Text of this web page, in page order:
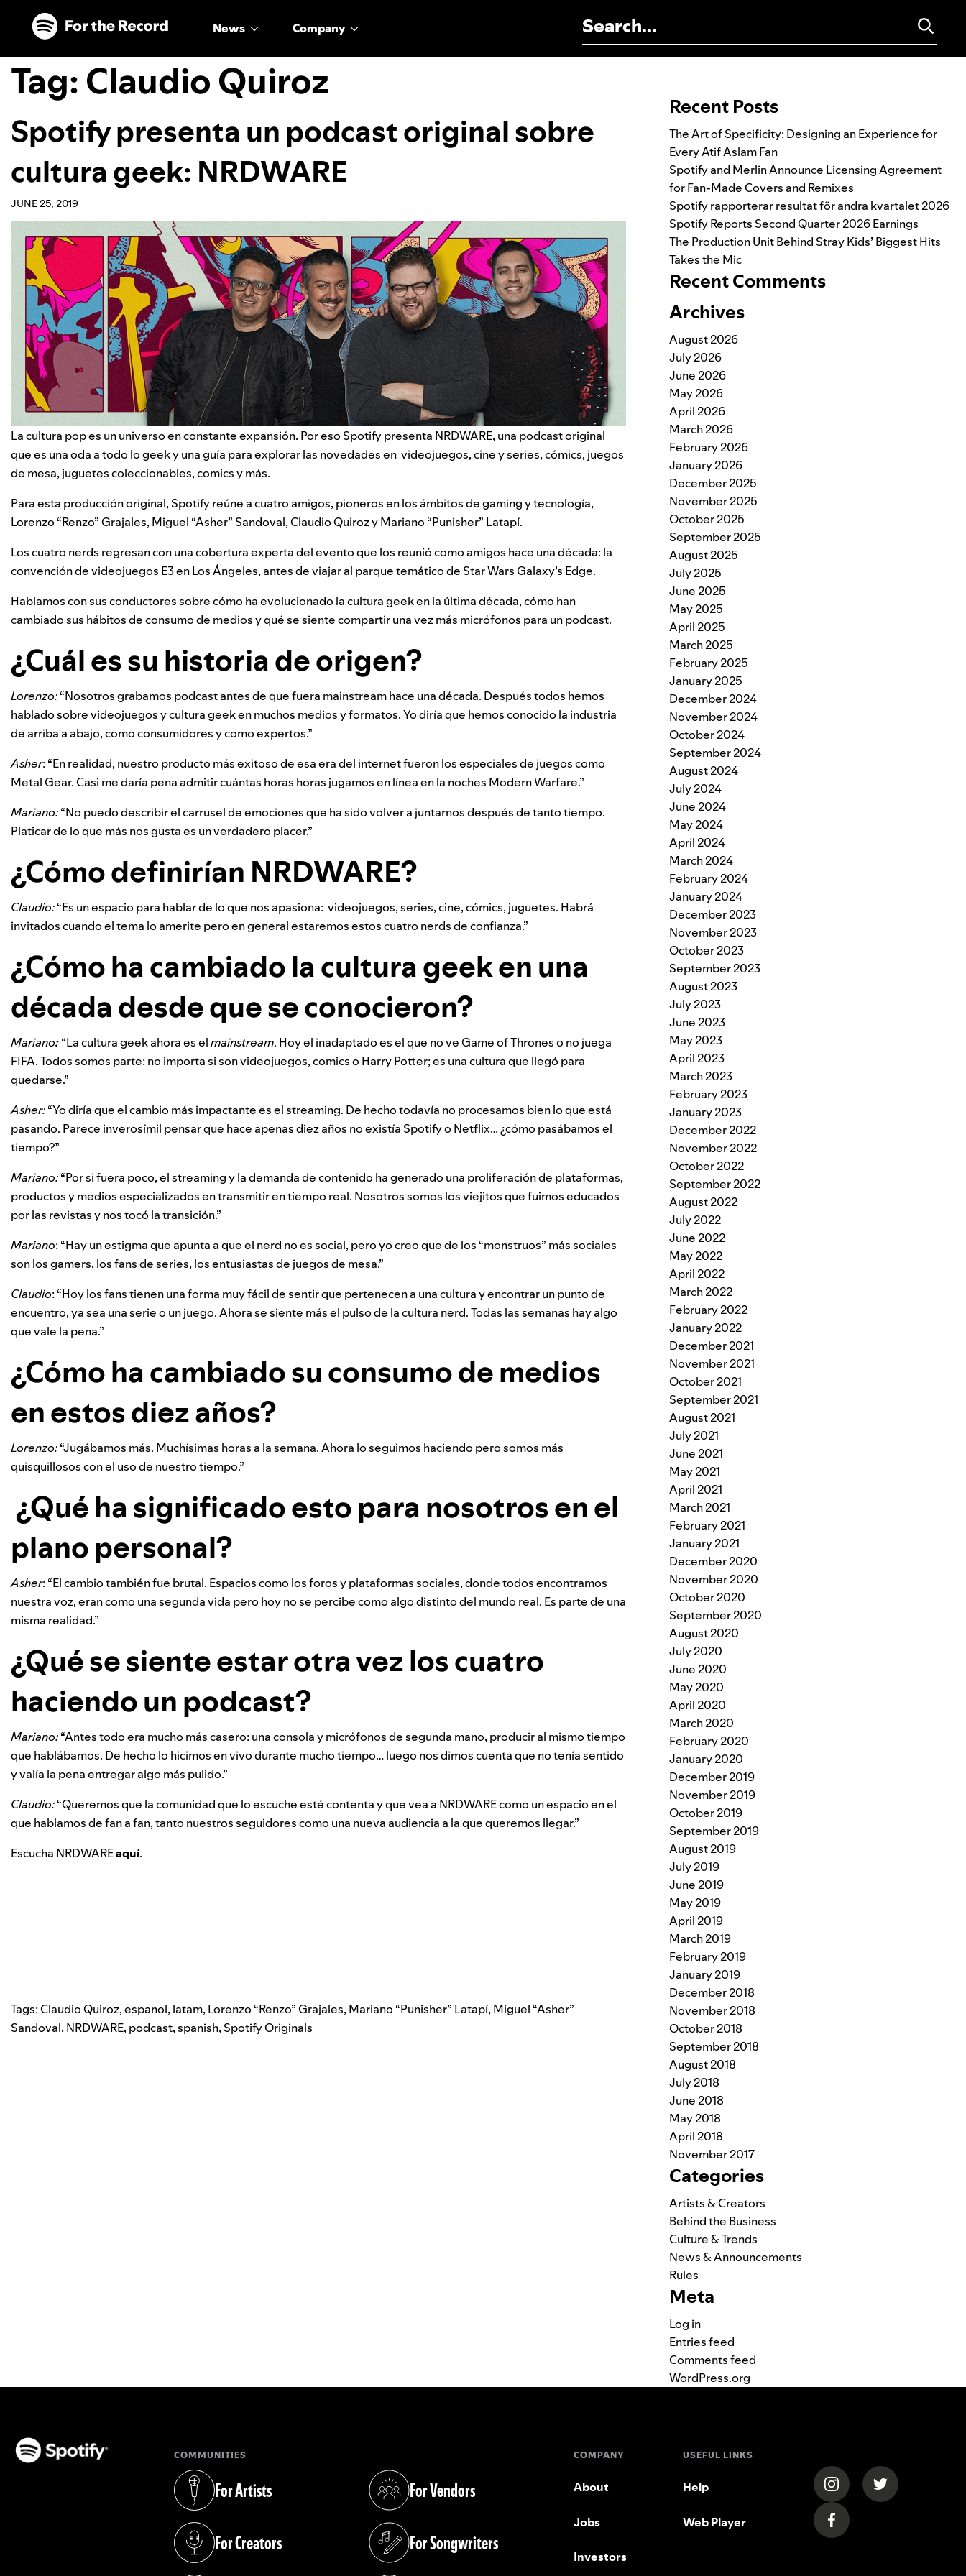
Skip to main content
Skip to footer
News Company
Tag:Claudio Quiroz
Spotify presenta un podcast original sobre
cultura geek: NRDWARE
JUNE 25, 2019
La cultura pop es un universo en constante expansión. Por eso Spotify presenta NRDWARE, una podcast original
que es una oda a todo lo geek y una guía para explorar las novedades en videojuegos, cine y series, cómics, juegos
de mesa, juguetes coleccionables, comics y más.
Para esta producción original, Spotify reúne a cuatro amigos, pioneros en los ámbitos de gaming y tecnología,
Lorenzo “Renzo” Grajales, Miguel “Asher” Sandoval, Claudio Quiroz y Mariano “Punisher” Latapí.
Los cuatro nerds regresan con una cobertura experta del evento que los reunió como amigos hace una década: la
convención de videojuegos E3 en Los Ángeles, antes de viajar al parque temático de Star Wars Galaxy’s Edge.
Hablamos con sus conductores sobre cómo ha evolucionado la cultura geek en la última década, cómo han
cambiado sus hábitos de consumo de medios y qué se siente compartir una vez más micrófonos para un podcast.
¿Cuál es su historia de origen?
Lorenzo:“Nosotros grabamos podcast antes de que fuera mainstream hace una década. Después todos hemos
hablado sobre videojuegos y cultura geek en muchos medios y formatos. Yo diría que hemos conocido la industria
de arriba a abajo, como consumidores y como expertos.”
Asher: “En realidad, nuestro producto más exitoso de esa era del internet fueron los especiales de juegos como
Metal Gear.Casi me daría pena admitir cuántas horas horas jugamos en línea en la noches Modern Warfare.”
Mariano:“No puedo describir el carrusel de emociones que ha sido volver a juntarnos después de tanto tiempo.
Platicar de lo que más nos gusta es un verdadero placer.”
¿Cómo definirían NRDWARE?
Claudio:“Es un espacio para hablar de lo que nos apasiona: videojuegos, series, cine, cómics, juguetes. Habrá
invitados cuando el tema lo amerite pero en general estaremos estos cuatro nerds de confianza.”
¿Cómo ha cambiado la cultura geek en una
década desde que se conocieron?
Mariano:“La cultura geek ahora es elmainstream. Hoy el inadaptado es el que no ve Game of Thrones o no juega
FIFA. Todos somos parte: no importa si son videojuegos, comics o Harry Potter; es una cultura que llegó para
quedarse.”
Asher:“Yo diría que el cambio más impactante es el streaming. De hecho todavía no procesamos bien lo que está
pasando. Parece inverosímil pensar que hace apenas diez años no existía Spotify o Netflix… ¿cómo pasábamos el
tiempo?”
Mariano:“Por si fuera poco, el streaming y la demanda de contenido ha generado una proliferación de plataformas,
productos y medios especializados en transmitir en tiempo real. Nosotros somos los viejitos que fuimos educados
por las revistas y nos tocó la transición.”
Mariano: “Hay un estigma que apunta a que el nerd no es social, pero yo creo que de los “monstruos” más sociales
son los gamers, los fans de series, los entusiastas de juegos de mesa.”
Claudio: “Hoy los fans tienen una forma muy fácil de sentir que pertenecen a una cultura y encontrar un punto de
encuentro, ya sea una serie o un juego. Ahora se siente más el pulso de la cultura nerd. Todas las semanas hay algo
que vale la pena.”
¿Cómo ha cambiado su consumo de medios
en estos diez años?
Lorenzo:“Jugábamos más. Muchísimas horas a la semana. Ahora lo seguimos haciendo pero somos más
quisquillosos con el uso de nuestro tiempo.”
¿Qué ha significado esto para nosotros en el
plano personal?
Asher: “El cambio también fue brutal. Espacios como los foros y plataformas sociales, donde todos encontramos
nuestra voz, eran como una segunda vida pero hoy no se percibe como algo distinto del mundo real. Es parte de una
misma realidad.”
¿Qué se siente estar otra vez los cuatro
haciendo un podcast?
Mariano:“Antes todo era mucho más casero: una consola y micrófonos de segunda mano, producir al mismo tiempo
que hablábamos. De hecho lo hicimos en vivo durante mucho tiempo… luego nos dimos cuenta que no tenía sentido
y valía la pena entregar algo más pulido.”
Claudio:“Queremos que la comunidad que lo escuche esté contenta y que vea a NRDWARE como un espacio en el
que hablamos de fan a fan, tanto nuestros seguidores como una nueva audiencia a la que queremos llegar.”
Escucha NRDWAREaquí.
Tags:Claudio Quiroz,espanol, latam, Lorenzo “Renzo” Grajales, Mariano “Punisher” Latapí, Miguel “Asher”
Sandoval, NRDWARE, podcast,spanish, Spotify Originals
Recent Posts
The Art of Specificity: Designing an Experience for
Every Atif Aslam Fan
Spotify and Merlin Announce Licensing Agreement
for Fan-Made Covers and Remixes
Spotify rapporterar resultat för andra kvartalet 2026
Spotify Reports Second Quarter 2026 Earnings
The Production Unit Behind Stray Kids’ Biggest Hits
Takes the Mic
Recent Comments
Archives
August 2026
July 2026
June 2026
May 2026
April 2026
March 2026
February 2026
January 2026
December 2025
November 2025
October 2025
September 2025
August 2025
July 2025
June 2025
May 2025
April 2025
March 2025
February 2025
January 2025
December 2024
November 2024
October 2024
September 2024
August 2024
July 2024
June 2024
May 2024
April 2024
March 2024
February 2024
January 2024
December 2023
November 2023
October 2023
September 2023
August 2023
July 2023
June 2023
May 2023
April 2023
March 2023
February 2023
January 2023
December 2022
November 2022
October 2022
September 2022
August 2022
July 2022
June 2022
May 2022
April 2022
March 2022
February 2022
January 2022
December 2021
November 2021
October 2021
September 2021
August 2021
July 2021
June 2021
May 2021
April 2021
March 2021
February 2021
January 2021
December 2020
November 2020
October 2020
September 2020
August 2020
July 2020
June 2020
May 2020
April 2020
March 2020
February 2020
January 2020
December 2019
November 2019
October 2019
September 2019
August 2019
July 2019
June 2019
May 2019
April 2019
March 2019
February 2019
January 2019
December 2018
November 2018
October 2018
September 2018
August 2018
July 2018
June 2018
May 2018
April 2018
November 2017
Categories
Artists & Creators
Behind the Business
Culture & Trends
News & Announcements
Rules
Meta
Log in
Entries feed
Comments feed
WordPress.org
COMMUNITIES
For Artists
(opens in a new tab)
For Creators
(opens in a new tab)
For Vendors
(opens in a new tab)
For Songwriters
(opens in a new tab)
COMPANY
About
Jobs
Investors
USEFUL LINKS
Help
Web Player
(opens in a new tab)
(opens in a
(opens in a new tab)